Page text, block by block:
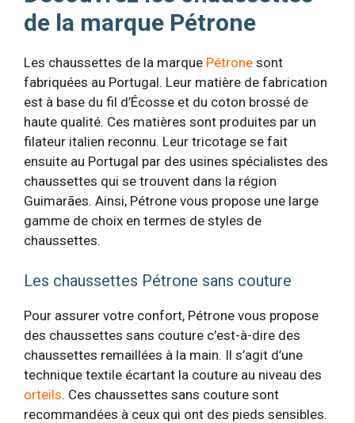
de la marque Pétrone
Les chaussettes de la marque Pétrone sont
fabriquées au Portugal. Leur matière de fabrication
est à base du fil d’Écosse et du coton brossé de
haute qualité. Ces matières sont produites par un
filateur italien reconnu. Leur tricotage se fait
ensuite au Portugal par des usines spécialistes des
chaussettes qui se trouvent dans la région
Guimarães. Ainsi, Pétrone vous propose une large
gamme de choix en termes de styles de
chaussettes.
Les chaussettes Pétrone sans couture
Pour assurer votre confort, Pétrone vous propose
des chaussettes sans couture c’est-à-dire des
chaussettes remaillées à la main. Il s’agit d’une
technique textile écartant la couture au niveau des
orteils. Ces chaussettes sans couture sont
recommandées à ceux qui ont des pieds sensibles.